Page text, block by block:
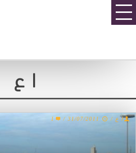
ا ع
ا ع /
31/07/2011
/
1